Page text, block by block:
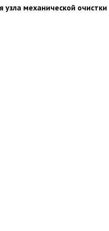
механической очистки